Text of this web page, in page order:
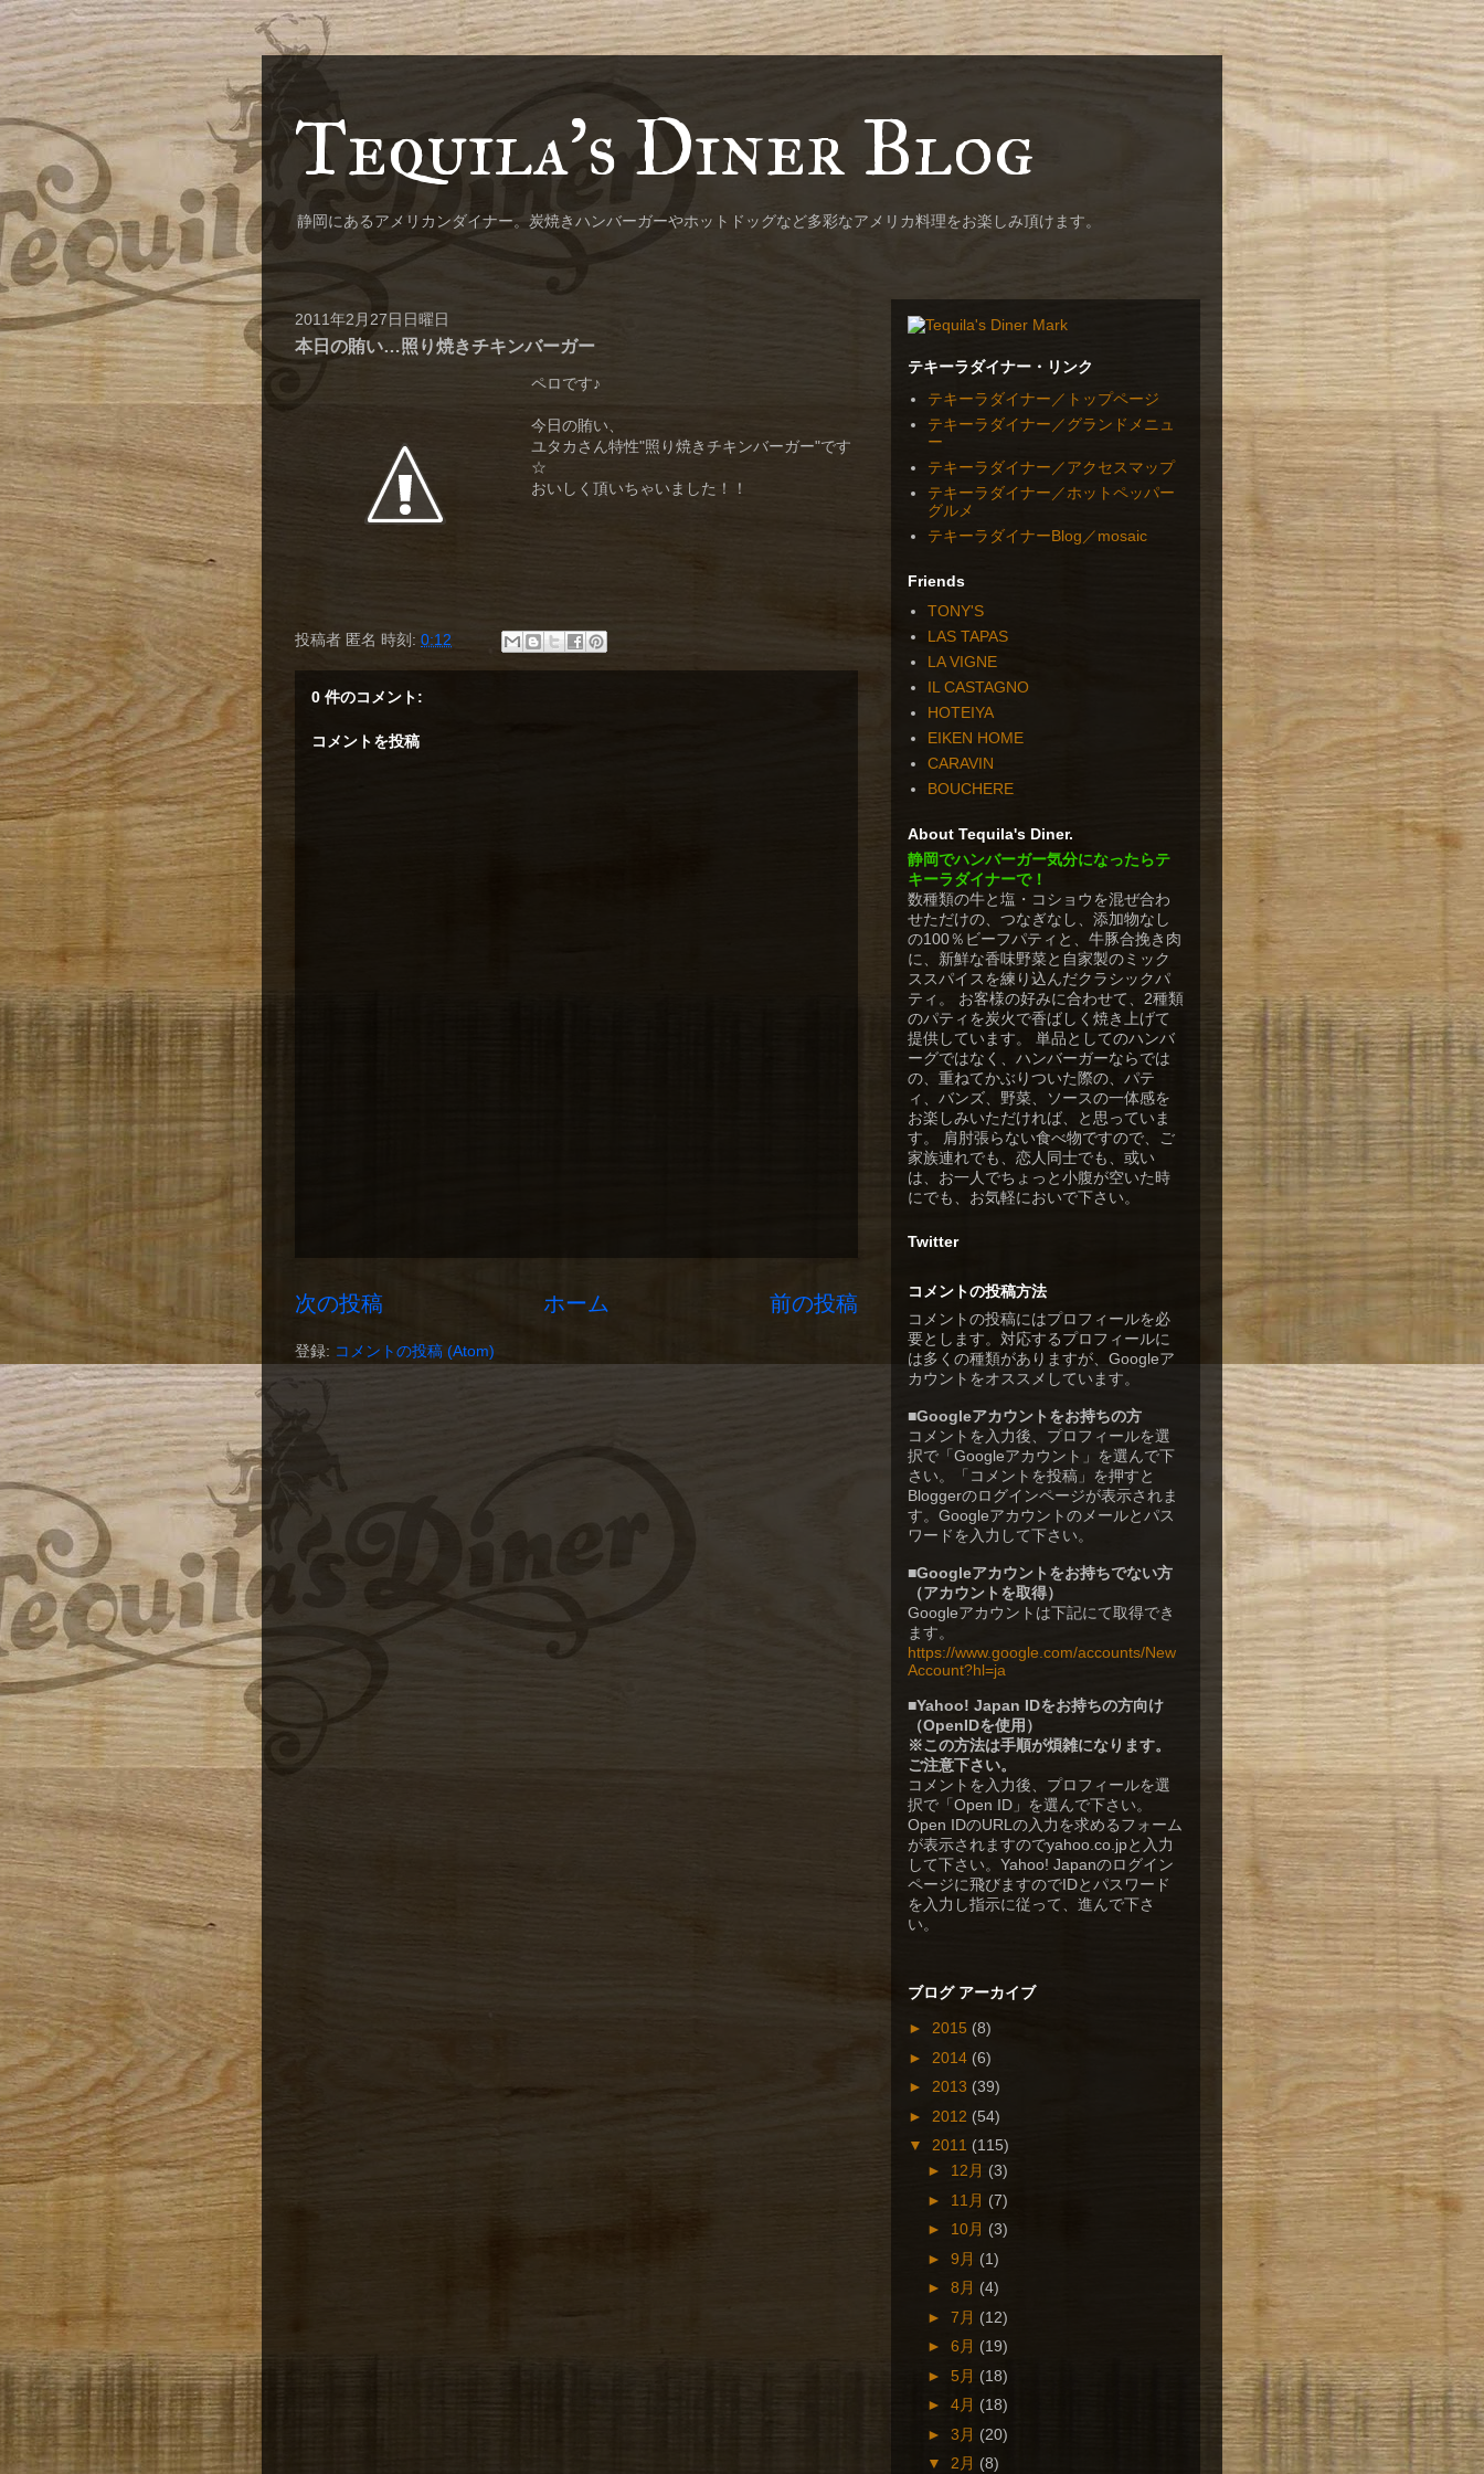
Tequila's Diner Blog
静岡にあるアメリカンダイナー。炭焼きハンバーガーやホットドッグなど多彩なアメリカ料理をお楽しみ頂けます。
2011年2月27日日曜日
本日の賄い…照り焼きチキンバーガー
ペロです♪
今日の賄い、
ユタカさん特性"照り焼きチキンバーガー"です
☆
おいしく頂いちゃいました！！
投稿者 匿名 時刻: 0:12
0 件のコメント:
コメントを投稿
次の投稿 前の投稿
ホーム
登録: コメントの投稿 (Atom)
テキーラダイナー・リンク
テキーラダイナー／トップページ
テキーラダイナー／グランドメニュ
ー
テキーラダイナー／アクセスマップ
テキーラダイナー／ホットペッパー
グルメ
テキーラダイナーBlog／mosaic
Friends
TONY'S
LAS TAPAS
LA VIGNE
IL CASTAGNO
HOTEIYA
EIKEN HOME
CARAVIN
BOUCHERE
About Tequila's Diner.
静岡でハンバーガー気分になったらテ
キーラダイナーで！
数種類の牛と塩・コショウを混ぜ合わ
せただけの、つなぎなし、添加物なし
の100％ビーフパティと、牛豚合挽き肉
に、新鮮な香味野菜と自家製のミック
ススパイスを練り込んだクラシックパ
ティ。 お客様の好みに合わせて、2種類
のパティを炭火で香ばしく焼き上げて
提供しています。 単品としてのハンバ
ーグではなく、ハンバーガーならでは
の、重ねてかぶりついた際の、パテ
ィ、バンズ、野菜、ソースの一体感を
お楽しみいただければ、と思っていま
す。 肩肘張らない食べ物ですので、ご
家族連れでも、恋人同士でも、或い
は、お一人でちょっと小腹が空いた時
にでも、お気軽においで下さい。
Twitter
コメントの投稿方法
コメントの投稿にはプロフィールを必
要とします。対応するプロフィールに
は多くの種類がありますが、Googleア
カウントをオススメしています。
■Googleアカウントをお持ちの方
コメントを入力後、プロフィールを選
択で「Googleアカウント」を選んで下
さい。「コメントを投稿」を押すと
Bloggerのログインページが表示されま
す。Googleアカウントのメールとパス
ワードを入力して下さい。
■Googleアカウントをお持ちでない方
（アカウントを取得）
Googleアカウントは下記にて取得でき
ます。
https://www.google.com/accounts/New
Account?hl=ja
■Yahoo! Japan IDをお持ちの方向け
（OpenIDを使用）
※この方法は手順が煩雑になります。
ご注意下さい。
コメントを入力後、プロフィールを選
択で「Open ID」を選んで下さい。
Open IDのURLの入力を求めるフォーム
が表示されますのでyahoo.co.jpと入力
して下さい。Yahoo! Japanのログイン
ページに飛びますのでIDとパスワード
を入力し指示に従って、進んで下さ
い。
ブログ アーカイブ
► 2015 (8)
► 2014 (6)
► 2013 (39)
► 2012 (54)
▼ 2011 (115)
► 12月 (3)
► 11月 (7)
► 10月 (3)
► 9月 (1)
► 8月 (4)
► 7月 (12)
► 6月 (19)
► 5月 (18)
► 4月 (18)
► 3月 (20)
▼ 2月 (8)